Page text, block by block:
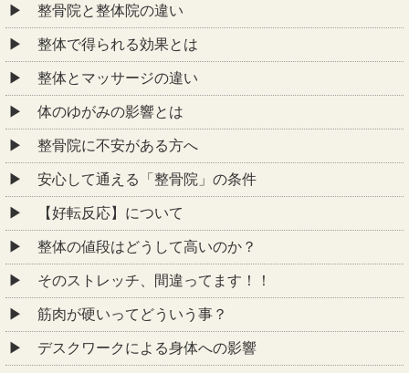
整骨院と整体院の違い
整体で得られる効果とは
整体とマッサージの違い
体のゆがみの影響とは
整骨院に不安がある方へ
安心して通える「整骨院」の条件
【好転反応】について
整体の値段はどうして高いのか？
そのストレッチ、間違ってます！！
筋肉が硬いってどういう事？
デスクワークによる身体への影響